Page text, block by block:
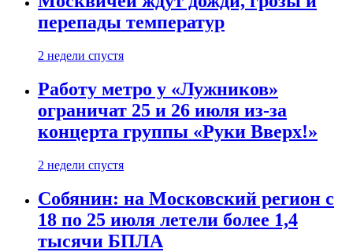
перепады температур
2 недели спустя
Работу метро у «Лужников»
ограничат 25 и 26 июля из-за
концерта группы «Руки Вверх!»
2 недели спустя
Собянин: на Московский регион с
18 по 25 июля летели более 1,4
тысячи БПЛА